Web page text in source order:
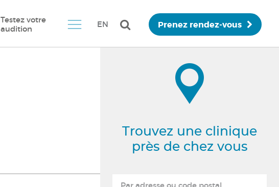
Testez votre
audition
EN Prenez rendez-vous
Trouvez une clinique
près de chez vous